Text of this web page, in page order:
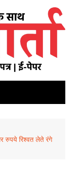
रुपये रिश्वत लेते रंगे